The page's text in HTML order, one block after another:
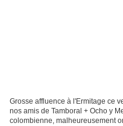
Grosse affluence à l'Ermitage ce
nos amis de Tamboral + Ocho y
colombienne, malheureusement